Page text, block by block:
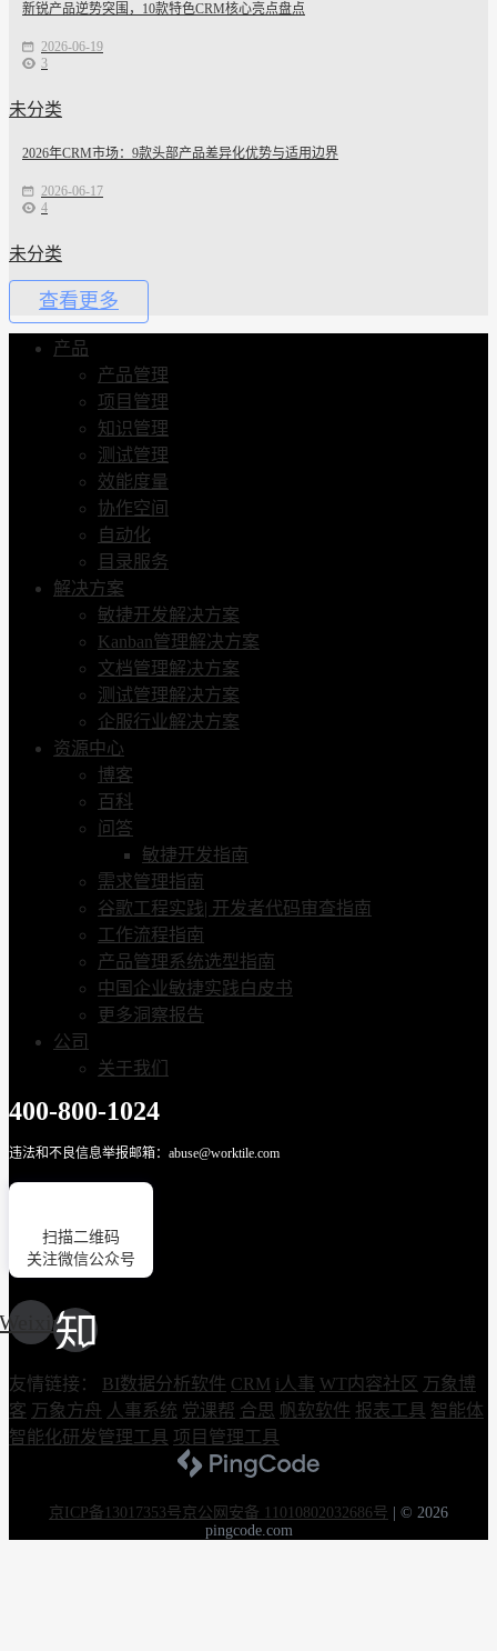
新锐产品逆势突围，10款特色CRM核心亮点盘点
2026-06-19
3
未分类
2026年CRM市场：9款头部产品差异化优势与适用边界
2026-06-17
4
未分类
查看更多
产品
产品管理
项目管理
知识管理
测试管理
效能度量
协作空间
自动化
目录服务
解决方案
敏捷开发解决方案
Kanban管理解决方案
文档管理解决方案
测试管理解决方案
企服行业解决方案
资源中心
博客
百科
问答
敏捷开发指南
需求管理指南
谷歌工程实践| 开发者代码审查指南
工作流程指南
产品管理系统选型指南
中国企业敏捷实践白皮书
更多洞察报告
公司
关于我们
400-800-1024
违法和不良信息举报邮箱：abuse@worktile.com
扫描二维码
关注微信公众号
Weixin
友情链接： BI数据分析软件 CRM i人事 WT内容社区 万象博
客 万象方舟 人事系统 党课帮 合思 帆软软件 报表工具 智能体
智能化研发管理工具 项目管理工具
京ICP备13017353号京公网安备 11010802032686号
© 2026
pingcode.com